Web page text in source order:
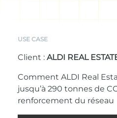
USE CASE
Client : ALDI REAL
Comment ALDI Real
jusqu’à 290 tonnes de
renforcement du réseau